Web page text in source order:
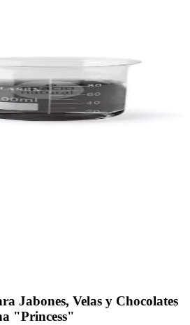
Jabones, Velas y Chocolates
"Princess"